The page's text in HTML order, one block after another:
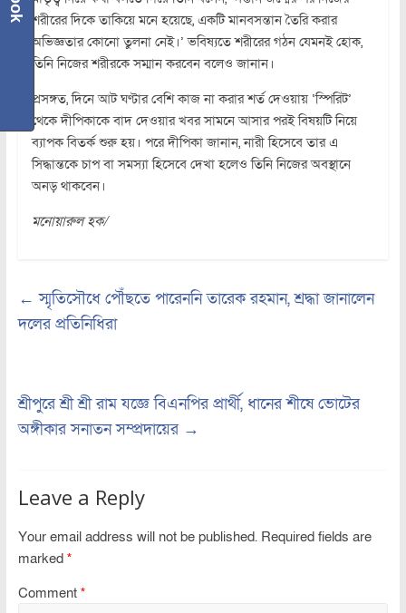
শরীরের দিকে তাকিয়ে মনে হয়েছে, একটি মানবসন্তান তৈরি করার
অভিজ্ঞতার কোনো তুলনা নেই।’ ভবিষ্যতে শরীরের গঠন যেমনই হোক,
তিনি নিজের শরীরকে সম্মান করবেন বলেও জানান।
প্রসঙ্গত, দিনে আট ঘণ্টার বেশি কাজ না করার শর্ত দেওয়ায় ‘স্পিরিট’
থেকে দীপিকাকে বাদ দেওয়ার খবর সামনে আসার পরই বিষয়টি নিয়ে
ব্যাপক বিতর্ক শুরু হয়। পরে দীপিকা জানান, নারী হিসেবে তার এ
সিদ্ধান্তকে চাপ বা সমস্যা হিসেবে দেখা হলেও তিনি নিজের অবস্থানে
অনড় থাকবেন।
মনোয়ারুল হক/
← স্মৃতিসৌধে পৌঁছতে পারেননি তারেক রহমান, শ্রদ্ধা জানালেন
দলের প্রতিনিধিরা
শ্রীপুরে শ্রী শ্রী রাম যজ্ঞে বিএনপির প্রার্থী, ধানের শীষে ভোটের
অঙ্গীকার সনাতন সম্প্রদায়ের →
Leave a Reply
Your email address will not be published. Required fields are
marked *
Comment *